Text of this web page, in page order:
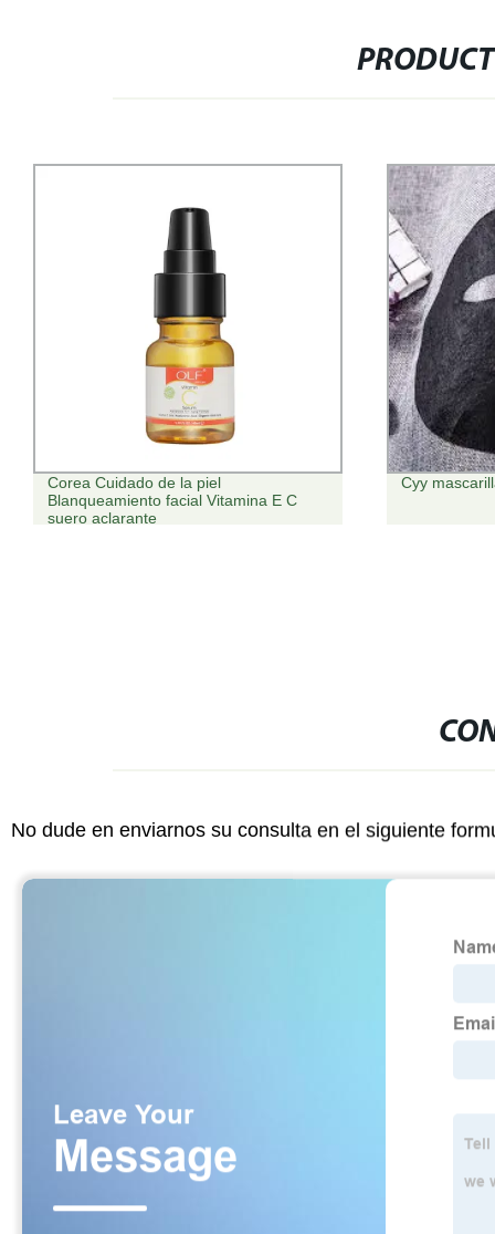
Cyy mascarilla de carbón de bambú
Fórmula
No dude en enviarnos su consulta en el siguiente